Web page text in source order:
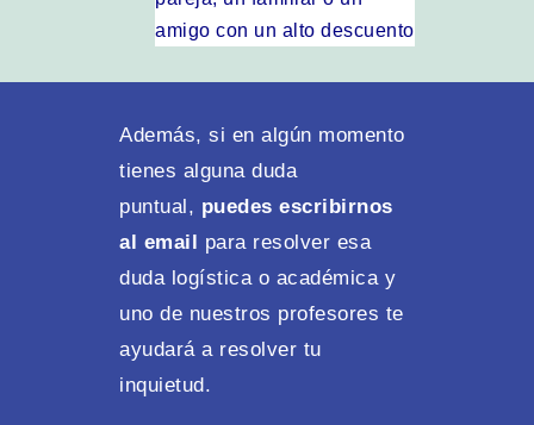
amigo con un alto descuento
Además, si en algún momento
tienes alguna duda
puntual, puedes escribirnos
al email para resolver esa
duda logística o académica y
uno de nuestros profesores te
ayudará a resolver tu
inquietud.